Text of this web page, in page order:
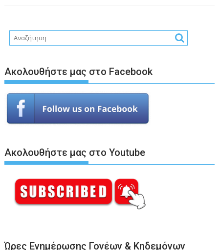
Ακολουθήστε μας στο Facebook
Ακολουθήστε μας στο Youtube
Ώρες Ενημέρωσης Γονέων & Κηδεμόνων